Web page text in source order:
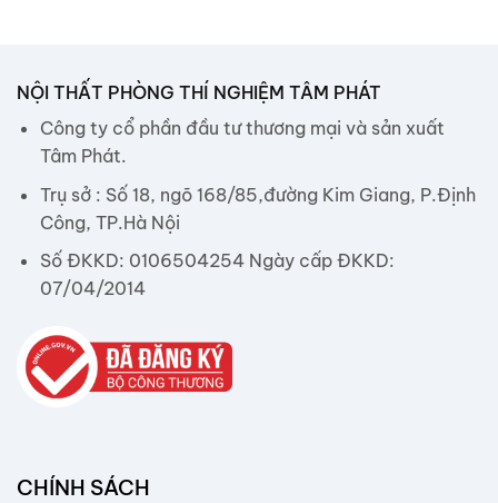
NỘI THẤT PHÒNG THÍ NGHIỆM TÂM PHÁT
Công ty cổ phần đầu tư thương mại và sản xuất
Tâm Phát.
Trụ sở : Số 18, ngõ 168/85,đường Kim Giang, P.Định
Công, TP.Hà Nội
Số ĐKKD: 0106504254 Ngày cấp ĐKKD:
07/04/2014
CHÍNH SÁCH